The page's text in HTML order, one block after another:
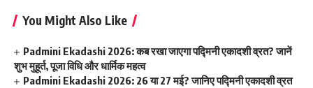
You Might Also Like
Padmini Ekadashi 2026: कब रखा जाएगा पद्मिनी एकादशी व्रत? जानें
शुभ मुहूर्त, पूजा विधि और धार्मिक महत्व
Padmini Ekadashi 2026: 26 या 27 मई? जानिए पद्मिनी एकादशी व्रत